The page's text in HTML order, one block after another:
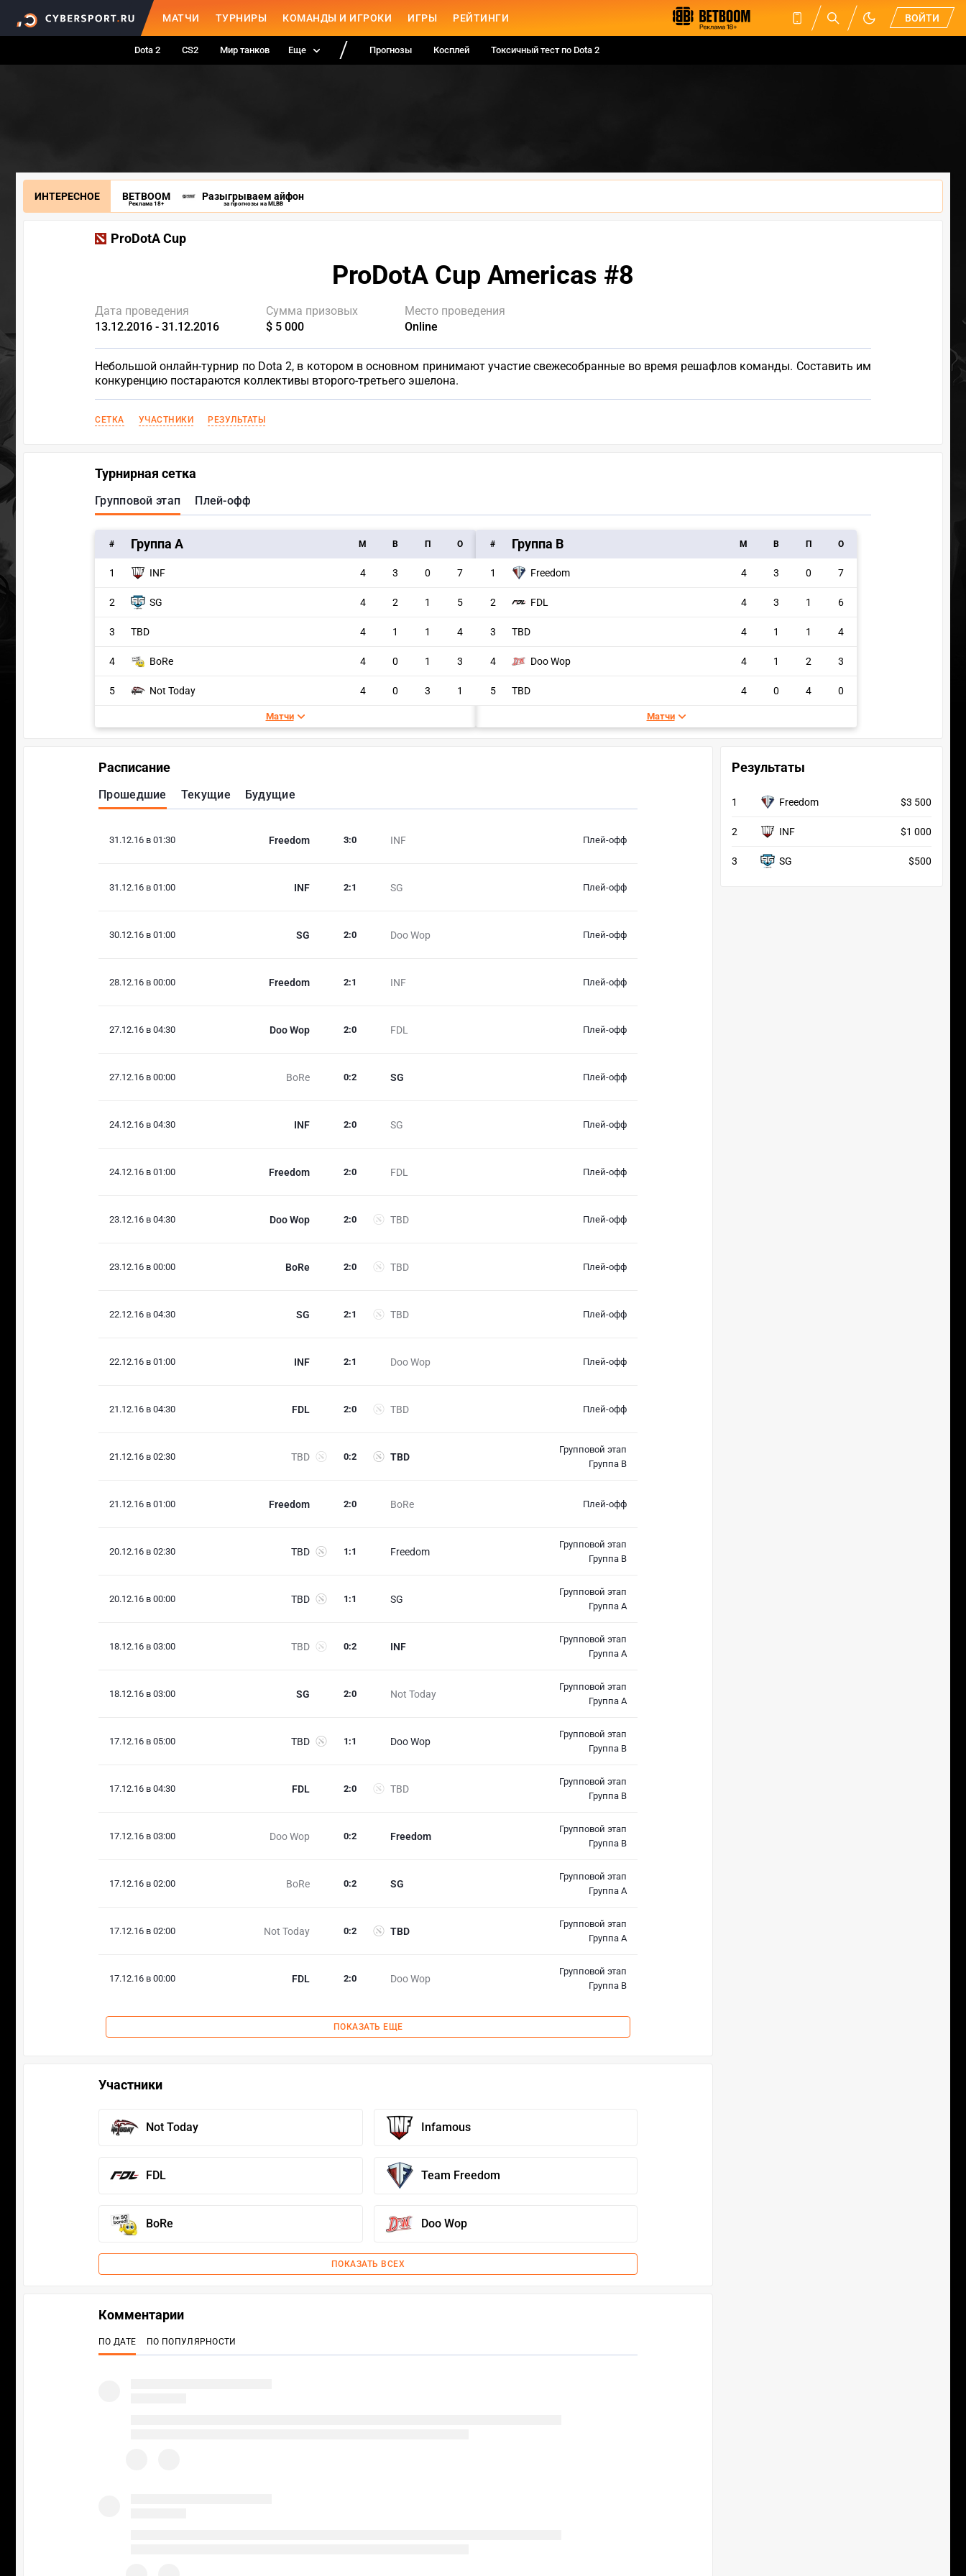
МАТЧИ ТУРНИРЫ КОМАНДЫ И ИГРОКИ ИГРЫ РЕЙТИНГИ ВОЙТИ
Dota 2 CS2 Мир танков Еще Прогнозы Косплей Токсичный тест по Dota 2
ИНТЕРЕСНОЕ BETBOOM
Реклама 18+
Разыгрываем айфон
за прогнозы на MLBB
ProDotA Cup
ProDotA Cup Americas #8
Дата проведения
13.12.2016 - 31.12.2016
Сумма призовых
$ 5 000
Место проведения
Online
Небольшой онлайн-турнир по Dota 2, в котором в основном принимают участие свежесобранные во время решафлов команды. Составить им
конкуренцию постараются коллективы второго-третьего эшелона.
СЕТКА УЧАСТНИКИ РЕЗУЛЬТАТЫ
Турнирная сетка
Групповой этап Плей-офф
# Группа A M В П О
1 INF 4 3 0 7
2 SG 4 2 1 5
3 TBD 4 1 1 4
4 BoRe 4 0 1 3
5 Not Today 4 0 3 1
Матчи
# Группа B M В П О
1 Freedom 4 3 0 7
2 FDL 4 3 1 6
3 TBD 4 1 1 4
4 Doo Wop 4 1 2 3
5 TBD 4 0 4 0
Матчи
Расписание
Прошедшие Текущие Будущие
31.12.16 в 01:30 Freedom INF
3:0 Плей-офф
31.12.16 в 01:00 INF SG
2:1 Плей-офф
30.12.16 в 01:00 SG Doo Wop
2:0 Плей-офф
28.12.16 в 00:00 Freedom INF
2:1 Плей-офф
27.12.16 в 04:30 Doo Wop FDL
2:0 Плей-офф
27.12.16 в 00:00 BoRe SG
0:2 Плей-офф
24.12.16 в 04:30 INF SG
2:0 Плей-офф
24.12.16 в 01:00 Freedom FDL
2:0 Плей-офф
23.12.16 в 04:30 Doo Wop TBD
2:0 Плей-офф
23.12.16 в 00:00 BoRe TBD
2:0 Плей-офф
22.12.16 в 04:30 SG TBD
2:1 Плей-офф
22.12.16 в 01:00 INF Doo Wop
2:1 Плей-офф
21.12.16 в 04:30 FDL TBD
2:0 Плей-офф
21.12.16 в 02:30 TBD TBD
0:2
Групповой этап
Группа B
21.12.16 в 01:00 Freedom BoRe
2:0 Плей-офф
20.12.16 в 02:30 TBD Freedom
1 :1
Групповой этап
Группа B
20.12.16 в 00:00 TBD SG
1 :1
Групповой этап
Группа A
18.12.16 в 03:00 TBD INF
0:2
Групповой этап
Группа A
18.12.16 в 03:00 SG Not Today
2:0
Групповой этап
Группа A
17.12.16 в 05:00 TBD Doo Wop
1 :1
Групповой этап
Группа B
17.12.16 в 04:30 FDL TBD
2:0
Групповой этап
Группа B
17.12.16 в 03:00 Doo Wop Freedom
0:2
Групповой этап
Группа B
17.12.16 в 02:00 BoRe SG
0:2
Групповой этап
Группа A
17.12.16 в 02:00 Not Today TBD
0:2
Групповой этап
Группа A
17.12.16 в 00:00 FDL Doo Wop
2:0
Групповой этап
Группа B
ПОКАЗАТЬ ЕЩЕ
Участники
Not Today Infamous
FDL Team Freedom
BoRe Doo Wop
ПОКАЗАТЬ ВСЕХ
Результаты
1 Freedom $3 500
2 INF $1 000
3 SG $500
Комментарии
ПО ДАТЕ ПО ПОПУЛЯРНОСТИ